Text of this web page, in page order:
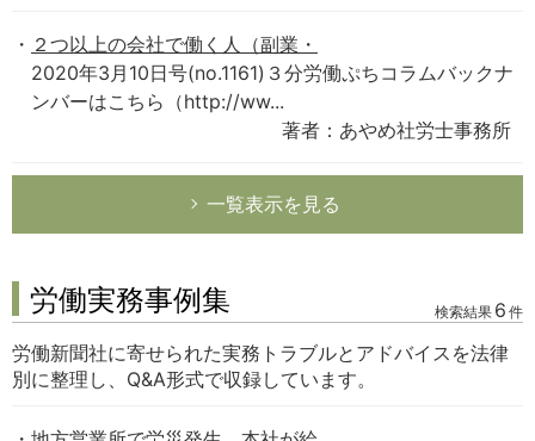
２つ以上の会社で働く人（副業・
2020年3月10日号(no.1161)３分労働ぷちコラムバックナ
ンバーはこちら（http://ww...
著者：あやめ社労士事務所
一覧表示を見る
労働実務事例集 検索結果 6 件
労働新聞社に寄せられた実務トラブルとアドバイスを法律
別に整理し、Q&A形式で収録しています。